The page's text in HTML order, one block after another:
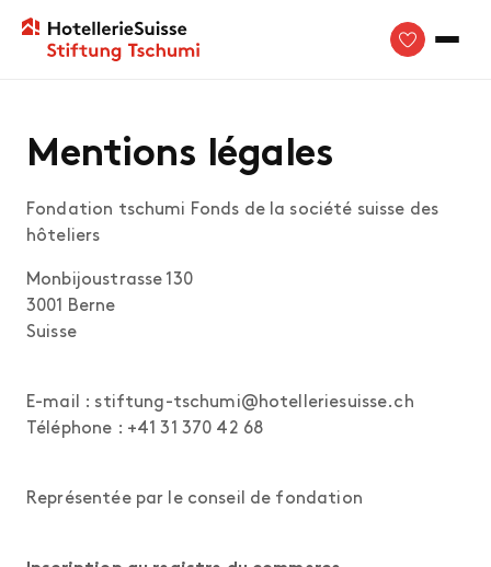
Mentions légales
Fondation tschumi Fonds de la société suisse des
hôteliers
Monbijoustrasse 130
3001 Berne
Suisse
E-mail : stiftung-tschumi@hotelleriesuisse.ch
Téléphone : +41 31 370 42 68
Représentée par le conseil de fondation